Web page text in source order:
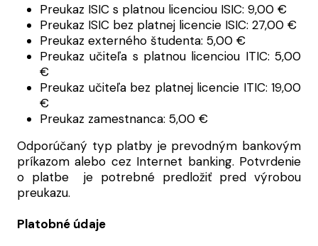
Preukaz ISIC s platnou licenciou ISIC: 9,00 €
Preukaz ISIC bez platnej licencie ISIC: 27,00 €
Preukaz externého študenta: 5,00 €
Preukaz učiteľa s platnou licenciou ITIC: 5,00
€
Preukaz učiteľa bez platnej licencie ITIC: 19,00
€
Preukaz zamestnanca: 5,00 €
Odporúčaný typ platby je prevodným bankovým
príkazom alebo cez Internet banking. Potvrdenie
o platbe je potrebné predložiť pred výrobou
preukazu.
Platobné údaje